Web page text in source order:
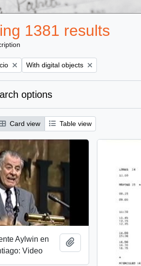
1381 results
Remove filter:
With digital objects
options
Card view Table view
Aylwin en
Video
Add to clipboard